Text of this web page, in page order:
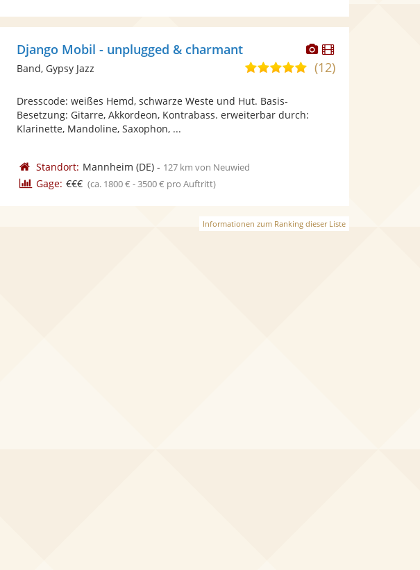
Dieser
Künstler
stellt
Dieser
Künstler
Django Mobil - unplugged & charmant
5,0
Sternen
(12)
Band, Gypsy Jazz
Dresscode: weißes Hemd, schwarze Weste und Hut. Basis-
Besetzung: Gitarre, Akkordeon, Kontrabass. erweiterbar durch:
Klarinette, Mandoline, Saxophon, ...
Standort: Mannheim (DE)- 127 km von Neuwied
Gage: €€€ (ca. 1800 € - 3500 € pro Auftritt)
Informationen zum Ranking dieser Liste